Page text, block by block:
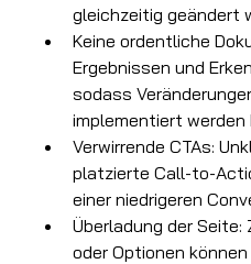
gleichzeitig geändert
Keine ordentliche
Ergebnissen und
sodass
implementiert werden
Verwirrende CTAs:
platzierte Call-to-
einer niedrigeren
Überladung der Seite:
oder Optionen